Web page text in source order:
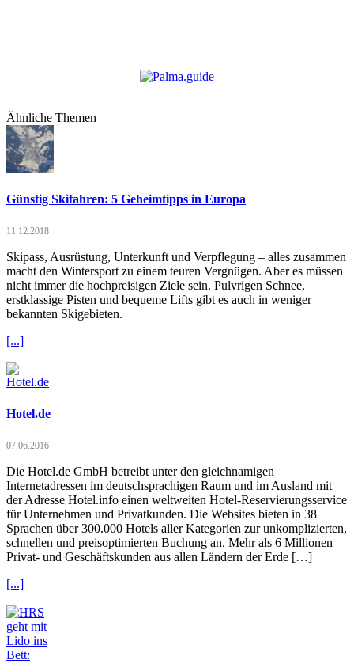
Ähnliche Themen
Günstig Skifahren: 5 Geheimtipps in Europa
11.12.2018
Skipass, Ausrüstung, Unterkunft und Verpflegung – alles zusammen
macht den Wintersport zu einem teuren Vergnügen. Aber es müssen
nicht immer die hochpreisigen Ziele sein. Pulvrigen Schnee,
erstklassige Pisten und bequeme Lifts gibt es auch in weniger
bekannten Skigebieten.
[...]
Hotel.de
07.06.2016
Die Hotel.de GmbH betreibt unter den gleichnamigen
Internetadressen im deutschsprachigen Raum und im Ausland mit
der Adresse Hotel.info einen weltweiten Hotel-Reservierungsservice
für Unternehmen und Privatkunden. Die Websites bieten in 38
Sprachen über 300.000 Hotels aller Kategorien zur unkomplizierten,
schnellen und preisoptimierten Buchung an. Mehr als 6 Millionen
Privat- und Geschäftskunden aus allen Ländern der Erde […]
[...]